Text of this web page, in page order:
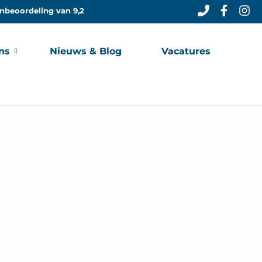
van 9,2
Nieuws & Blog Vacatures